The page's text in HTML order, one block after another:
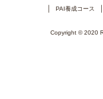
PAI養成コース
Copyright © 2020